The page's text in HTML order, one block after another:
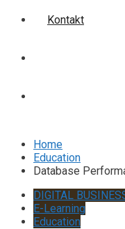
Kontakt
Home
Education
Database
DIGITAL
E-Learning
Education